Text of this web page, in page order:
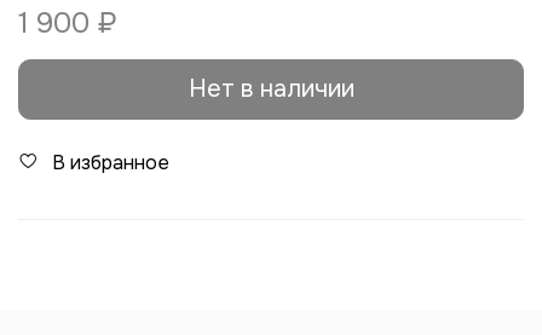
1 900 ₽
Нет в наличии
В избранное